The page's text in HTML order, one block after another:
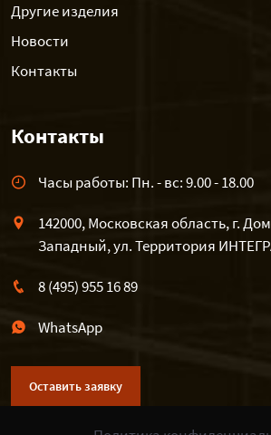
Другие изделия
Новости
Контакты
Контакты
Часы работы: Пн. - вс: 9.00 - 18.00
142000, Московская область, г.
Западный, ул. Территория
8 (495) 955 16 89
WhatsApp
Оставить заявку